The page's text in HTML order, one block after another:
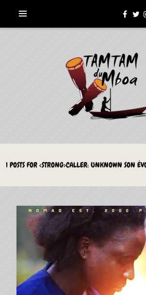
LE TAMTAM DU
La Culture du Mboa Dévoilée !
1 POSTS FOR <STRONG>CALLER: UNKNOWN SON